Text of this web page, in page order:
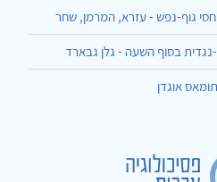
גוף-נפש - עזרא, המרמן, שחר
בסוף השעה - גלן גבארד
אוגדן